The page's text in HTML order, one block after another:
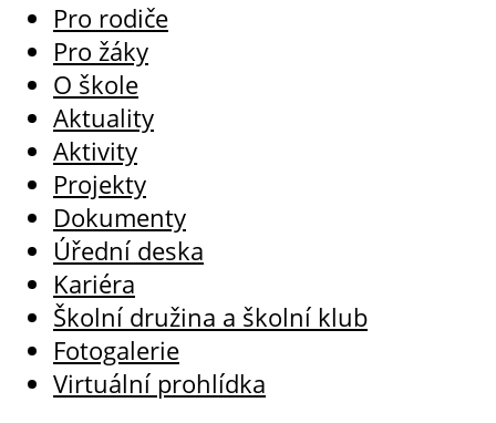
Pro rodiče
Pro žáky
O škole
Aktuality
Aktivity
Projekty
Dokumenty
Úřední deska
Kariéra
Školní družina a školní klub
Fotogalerie
Virtuální prohlídka